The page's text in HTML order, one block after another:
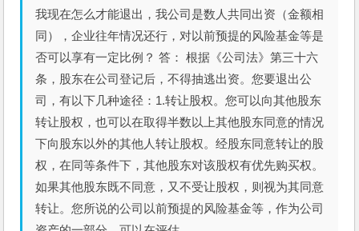
我现在怎么才能退出，我公司是数人共同出资（金额相
同），企业往年情况还行，对以前预提的风险基金等是
否可以享有一定比例？ 答： 根据《公司法》第三十六
条，股东在公司登记后，不得抽逃出资。您要退出公
司，有以下几种途径：1.转让股权。您可以向其他股东
转让股权，也可以在取得半数以上其他股东同意的情况
下向股东以外的其他人转让股权。经股东同意转让的股
权，在同等条件下，其他股东对该股权有优先购买权。
如果其他股东既不同意，又不受让股权，则视为其同意
转让。您所说的公司以前预提的风险基金等，作为公司